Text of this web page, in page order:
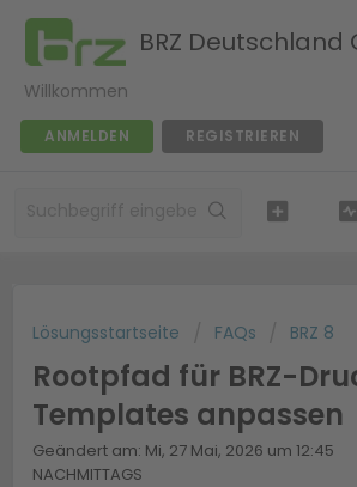
BRZ Deutschland
Willkommen
ANMELDEN REGISTRIEREN
Lösungsstartseite FAQs BRZ 8
Rootpfad für BRZ-
Templates anpassen
Geändert am: Mi, 27 Mai, 2026 um 12:45
NACHMITTAGS